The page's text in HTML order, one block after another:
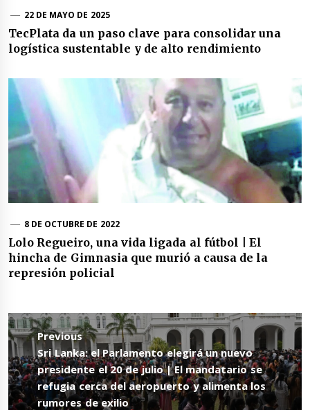
22 DE MAYO DE 2025
TecPlata da un paso clave para consolidar una
logística sustentable y de alto rendimiento
8 DE OCTUBRE DE 2022
Lolo Regueiro, una vida ligada al fútbol | El
hincha de Gimnasia que murió a causa de la
represión policial
Navegación
de
entradas
Previous
Previous
post:
Sri Lanka: el Parlamento elegirá un nuevo
presidente el 20 de julio | El mandatario se
refugia cerca del aeropuerto y alimenta los
rumores de exilio